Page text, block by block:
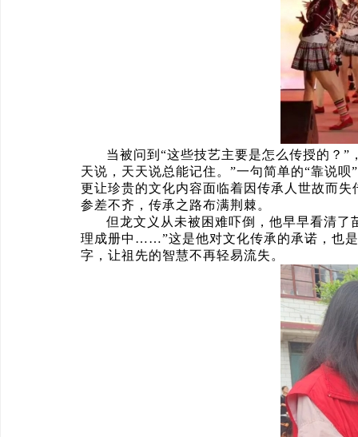
当被问到“这些技艺主要是怎么传授的？
天说，天天说总能记住。”一句简单的“靠说
更让珍贵的文化内容面临着因传承人世故而
参差不齐，传承之路布满荆棘。
但龙文义从未被困难吓倒，他早早看清
理成册中……”这是他对文化传承的承诺，也
字，让祖先的智慧不再轻易流失。